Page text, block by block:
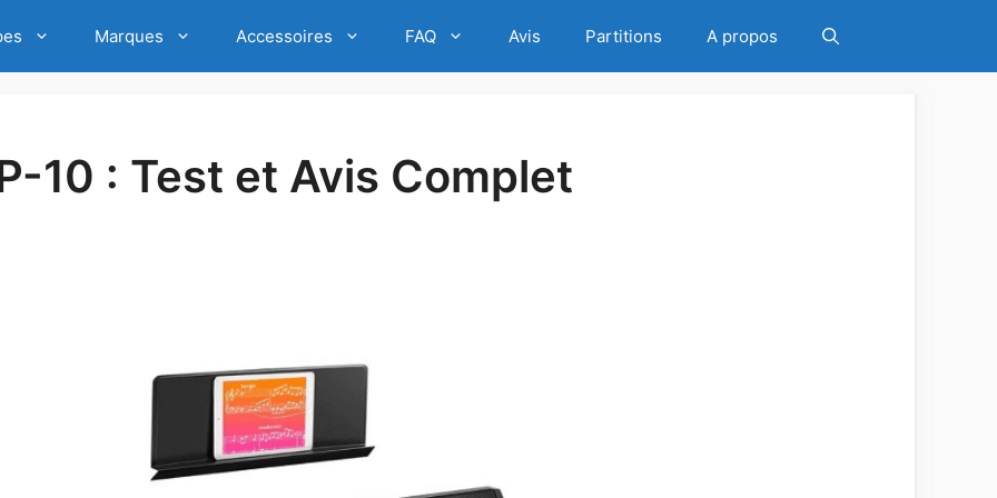
Marques Accessoires FAQ Avis Partitions A propos
10 : Test et Avis Complet